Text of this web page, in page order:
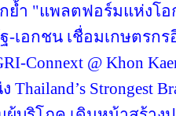
ำ "แพลตฟอร์มแห่งโอ
-เอกชน เชื่อมเกษตรก
Connext @ Khon
Strongest